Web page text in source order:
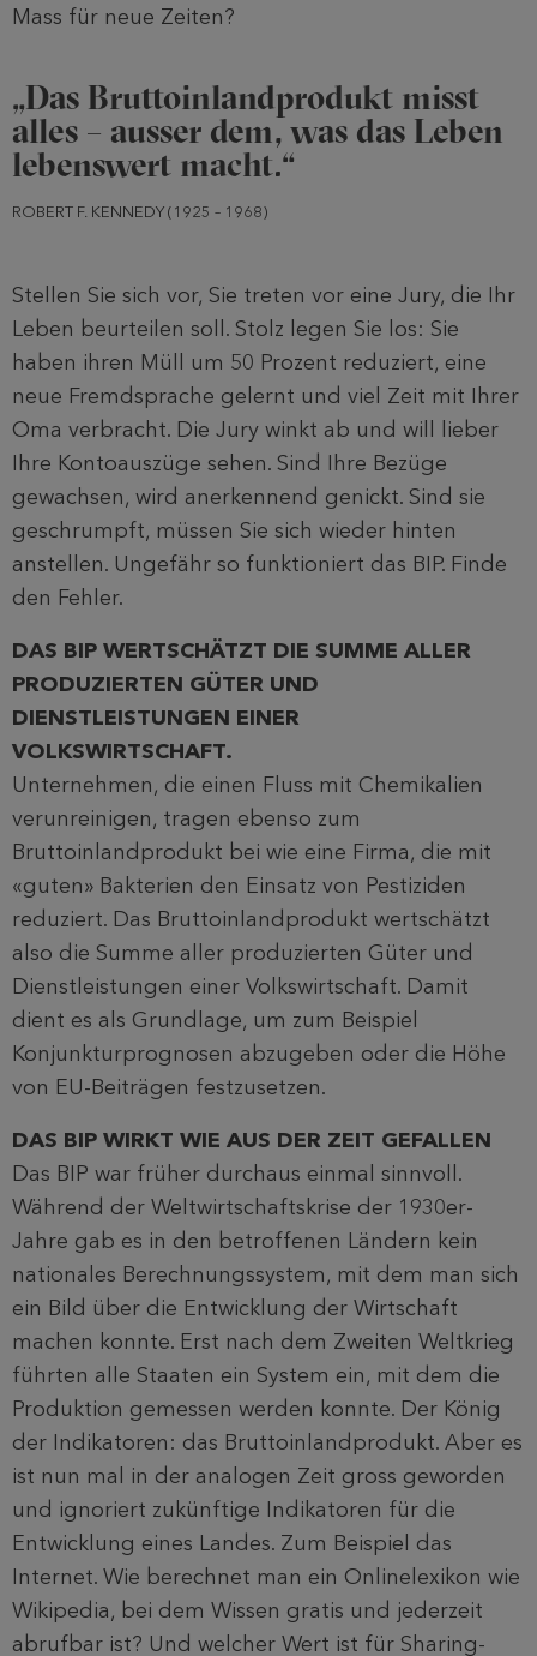
Mass für neue Zeiten?
„Das Bruttoinlandprodukt misst
alles – ausser dem, was das Leben
lebenswert macht.“
ROBERT F. KENNEDY (1925 – 1968)
Stellen Sie sich vor, Sie treten vor eine Jury, die Ihr
Leben beurteilen soll. Stolz legen Sie los: Sie
haben ihren Müll um 50 Prozent reduziert, eine
neue Fremdsprache gelernt und viel Zeit mit Ihrer
Oma verbracht. Die Jury winkt ab und will lieber
Ihre Kontoauszüge sehen. Sind Ihre Bezüge
gewachsen, wird anerkennend genickt. Sind sie
geschrumpft, müssen Sie sich wieder hinten
anstellen. Ungefähr so funktioniert das BIP. Finde
den Fehler.
DAS BIP WERTSCHÄTZT DIE SUMME ALLER
PRODUZIERTEN GÜTER UND
DIENSTLEISTUNGEN EINER
VOLKSWIRTSCHAFT.
Unternehmen, die einen Fluss mit Chemikalien
verunreinigen, tragen ebenso zum
Bruttoinlandprodukt bei wie eine Firma, die mit
«guten» Bakterien den Einsatz von Pestiziden
reduziert. Das Bruttoinlandprodukt wertschätzt
also die Summe aller produzierten Güter und
Dienstleistungen einer Volkswirtschaft. Damit
dient es als Grundlage, um zum Beispiel
Konjunkturprognosen abzugeben oder die Höhe
von EU-Beiträgen festzusetzen.
DAS BIP WIRKT WIE AUS DER ZEIT GEFALLEN
Das BIP war früher durchaus einmal sinnvoll.
Während der Weltwirtschaftskrise der 1930er-
Jahre gab es in den betroffenen Ländern kein
nationales Berechnungssystem, mit dem man sich
ein Bild über die Entwicklung der Wirtschaft
machen konnte. Erst nach dem Zweiten Weltkrieg
führten alle Staaten ein System ein, mit dem die
Produktion gemessen werden konnte. Der König
der Indikatoren: das Bruttoinlandprodukt. Aber es
ist nun mal in der analogen Zeit gross geworden
und ignoriert zukünftige Indikatoren für die
Entwicklung eines Landes. Zum Beispiel das
Internet. Wie berechnet man ein Onlinelexikon wie
Wikipedia, bei dem Wissen gratis und jederzeit
abrufbar ist? Und welcher Wert ist für Sharing-